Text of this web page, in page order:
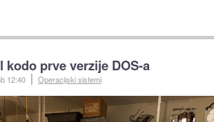
prve verzije DOS-a
12:40 Operacijski sistemi